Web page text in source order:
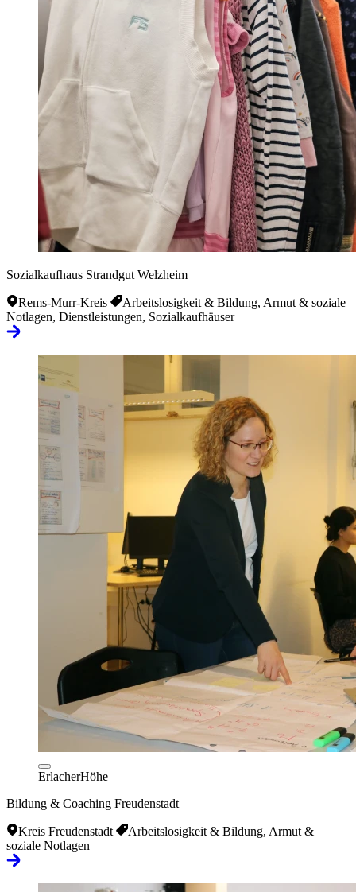
Sozialkaufhaus Strandgut Welzheim
Rems-Murr-Kreis
Arbeitslosigkeit & Bildung, Armut & soziale
Notlagen, Dienstleistungen, Sozialkaufhäuser
ErlacherHöhe
Bildung & Coaching Freudenstadt
Kreis Freudenstadt
Arbeitslosigkeit & Bildung, Armut &
soziale Notlagen